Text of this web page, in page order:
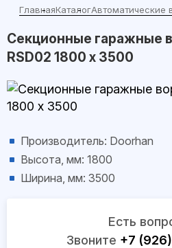
ГлавнаяКаталогАвтоматические
Секционные гаражные
RSD02 1800 х 3500
Производитель: Doorhan
Высота, мм: 1800
Ширина, мм: 3500
Есть
Звоните +7